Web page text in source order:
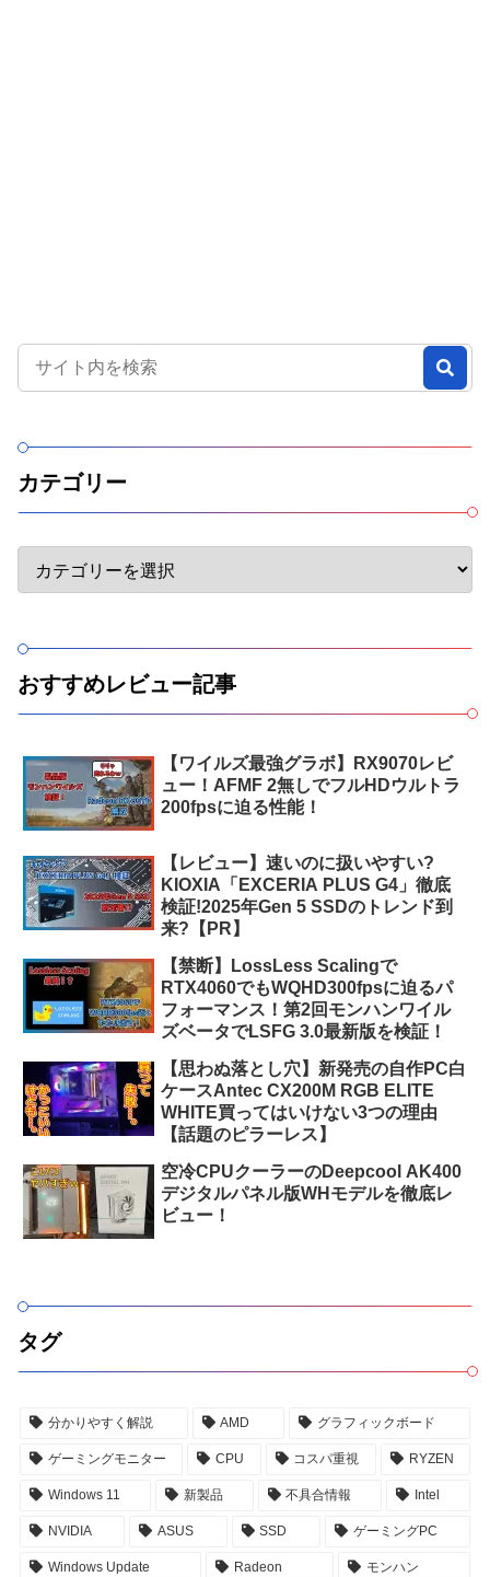
カテゴリー
おすすめレビュー記事
【ワイルズ最強グラボ】RX9070レビ
ュー！AFMF 2無しでフルHDウルトラ
200fpsに迫る性能！
【レビュー】速いのに扱いやすい?
KIOXIA「EXCERIA PLUS G4」徹底
検証!2025年Gen 5 SSDのトレンド到
来?【PR】
【禁断】LossLess Scalingで
RTX4060でもWQHD300fpsに迫るパ
フォーマンス！第2回モンハンワイル
ズベータでLSFG 3.0最新版を検証！
【思わぬ落とし穴】新発売の自作PC白
ケースAntec CX200M RGB ELITE
WHITE買ってはいけない3つの理由
【話題のピラーレス】
空冷CPUクーラーのDeepcool AK400
デジタルパネル版WHモデルを徹底レ
ビュー！
タグ
分かりやすく解説 AMD グラフィックボード
ゲーミングモニター CPU コスパ重視 RYZEN
Windows 11 新製品 不具合情報 Intel
NVIDIA ASUS SSD ゲーミングPC
Windows Update Radeon モンハン